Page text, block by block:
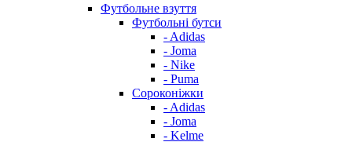
Футбольне взуття
Футбольні бутси
- Adidas
- Joma
- Nike
- Puma
Сороконіжки
- Adidas
- Joma
- Kelme